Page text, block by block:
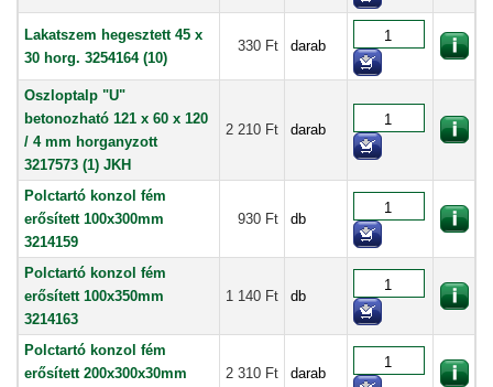
Lakatszem hegesztett 45 x
30 horg. 3254164 (10)
330 Ft darab
Oszloptalp "U"
betonozható 121 x 60 x 120
/ 4 mm horganyzott
3217573 (1) JKH
2 210 Ft darab
Polctartó konzol fém
erősített 100x300mm
3214159
930 Ft db
Polctartó konzol fém
erősített 100x350mm
3214163
1 140 Ft db
Polctartó konzol fém
erősített 200x300x30mm
2 310 Ft darab